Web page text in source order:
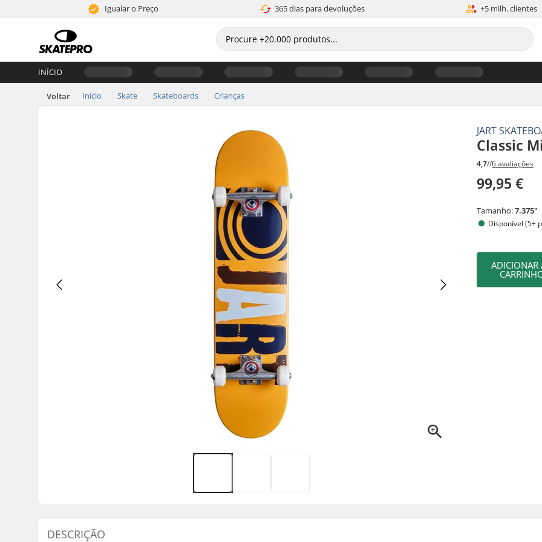
Igualar o Preço 365 dias para devoluções +5 milh. clientes
INÍCIO
Voltar Início Skate Skateboards Crianças
JART
Classic
4,7//6 avaliações
99,95 €
Tamanho:7.375"
Disponível (5+
ADICIONAR
DESCRIÇÃO